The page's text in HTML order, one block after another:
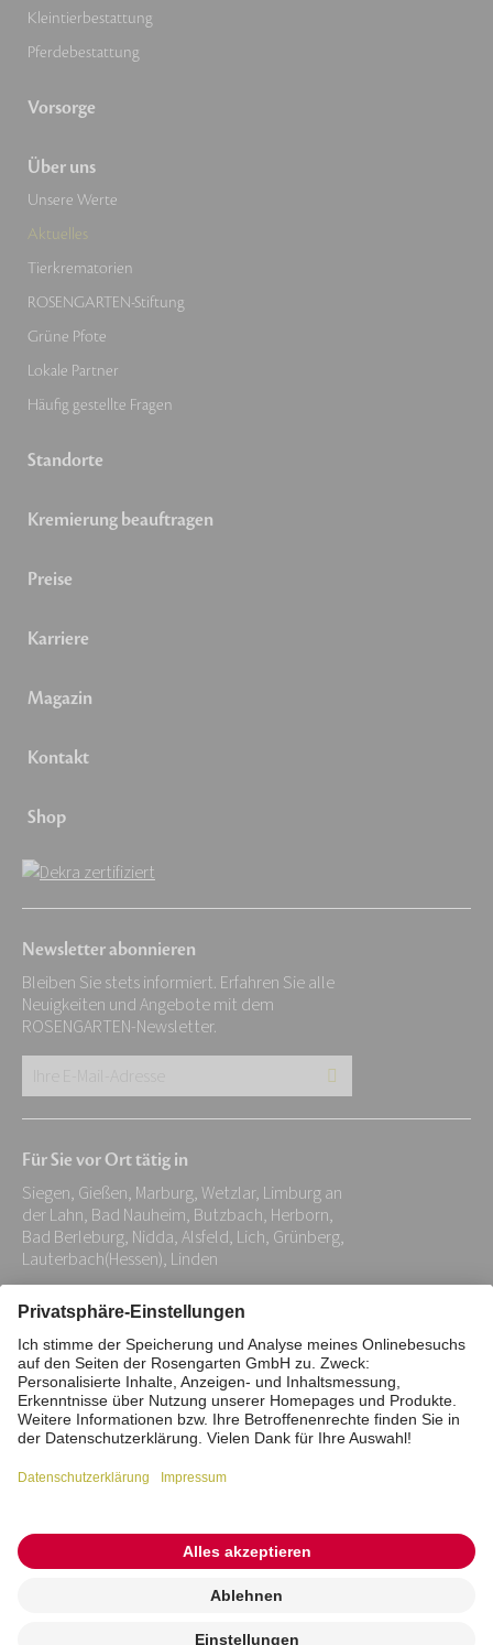
Kleintierbestattung
Pferdebestattung
Vorsorge
Über uns
Unsere Werte
Aktuelles
Tierkrematorien
ROSENGARTEN-Stiftung
Grüne Pfote
Lokale Partner
Häufig gestellte Fragen
Standorte
Kremierung beauftragen
Preise
Karriere
Magazin
Kontakt
Shop
Newsletter abonnieren
Bleiben Sie stets informiert. Erfahren Sie alle
Neuigkeiten und Angebote mit dem
ROSENGARTEN-Newsletter.
E-
Adresse:
*
Für Sie vor Ort tätig in
Siegen, Gießen, Marburg, Wetzlar, Limburg an
der Lahn, Bad Nauheim, Butzbach, Herborn,
Bad Berleburg, Nidda, Alsfeld, Lich, Grünberg,
Lauterbach(Hessen), Linden
Impressum Datenschutz
Stiftung
Interne Meldestelle
Zahlungsmittel
Barrierefreiheitserklärung
Vertrag widerrufen
© 2026 ROSENGARTEN-Tierbestattung